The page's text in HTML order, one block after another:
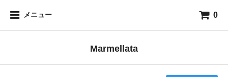
メニュー 0
Marmellata